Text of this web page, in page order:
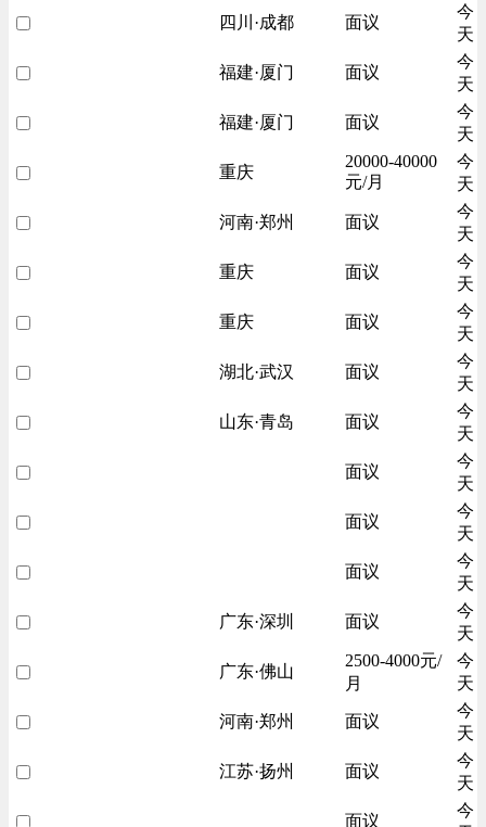
四川·成都 面议
今
天
福建·厦门 面议
今
天
福建·厦门 面议
今
天
重庆
20000-40000
元/月
今
天
河南·郑州 面议
今
天
重庆 面议
今
天
重庆 面议
今
天
湖北·武汉 面议
今
天
山东·青岛 面议
今
天
面议
今
天
面议
今
天
面议
今
天
广东·深圳 面议
今
天
广东·佛山
2500-4000元/
月
今
天
河南·郑州 面议
今
天
江苏·扬州 面议
今
天
面议
今